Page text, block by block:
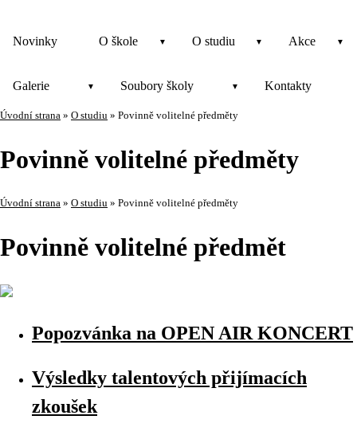
Novinky O škole O studiu Akce
Galerie Soubory školy Kontakty
Úvodní strana » O studiu » Povinně volitelné předměty
Povinně volitelné předměty
Úvodní strana » O studiu » Povinně volitelné předměty
Povinně volitelné předmět
Popozvánka na OPEN AIR KONCERT
Výsledky talentových přijímacích
zkoušek